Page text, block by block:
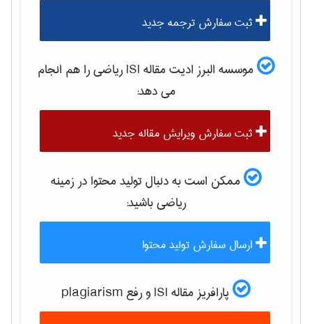
ثبت سفارش ترجمه جدید
موسسه البرز ادیت مقاله ISI رياضیرا هم انجام
می دهد:
ثبت سفارش ویرایش مقاله جدید
ممکن است به دنبال تولید محتوا در زمینه
رياضیباشید:
ارسال سفارش تولید محتوا
پارافریز مقاله ISI و رفع plagiarism